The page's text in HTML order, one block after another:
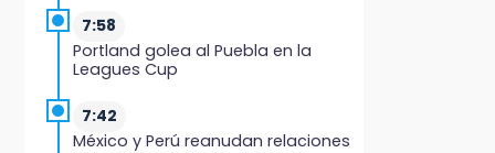
7:58
Portland golea al Puebla en la
Leagues Cup
7:42
México y Perú reanudan relaciones